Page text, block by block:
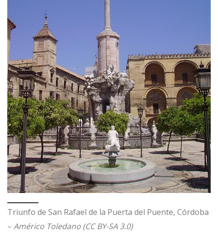
Triunfo de San Rafael de la Puerta del Puente, Córdoba
– Américo Toledano (CC BY-SA 3.0)